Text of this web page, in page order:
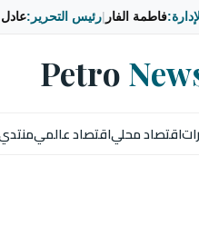
فاطمة الفار رئيس التحرير:عادل
Petro
اقتصاد محلياقتصاد عالمي